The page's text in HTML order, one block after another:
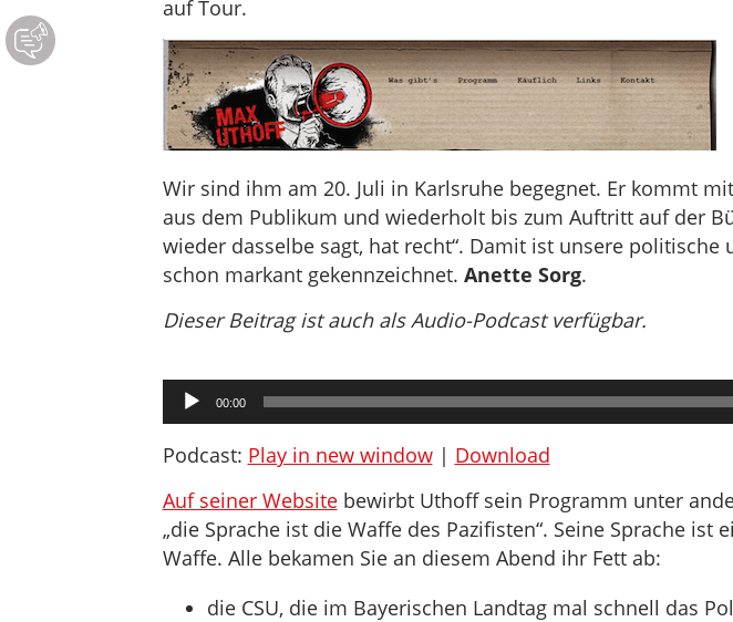
auf Tour.
Wir sind ihm am 20. Juli in Karlsruhe begegnet. Er kommt
aus dem Publikum und wiederholt bis zum Auftritt auf der
wieder dasselbe sagt, hat recht“. Damit ist unsere politische
schon markant gekennzeichnet. Anette Sorg.
Dieser Beitrag ist auch als Audio-Podcast verfügbar.
Audio-
Player
00:00
Podcast: Play in new window| Download
Auf seiner Websitebewirbt Uthoff sein Programm unter
„die Sprache ist die Waffe des Pazifisten“. Seine Sprache ist
Waffe. Alle bekamen Sie an diesem Abend ihr Fett ab:
die CSU, die im Bayerischen Landtag mal schnell das